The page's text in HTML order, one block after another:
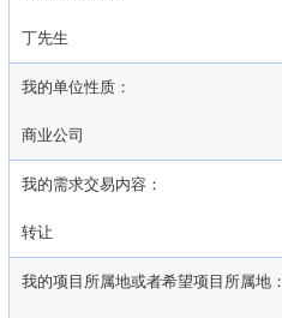
丁先生
我的单位性质：
商业公司
我的需求交易内容：
转让
我的项目所属地或者希望项目所属地：